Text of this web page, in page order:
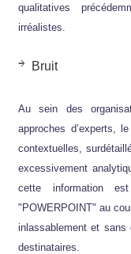
qualitatives
irréalistes.
Bruit
Au sein des
approches d’experts,
contextuelles,
excessivement
cette information
"POWERPOINT" au
inlassablement et sans
destinataires.